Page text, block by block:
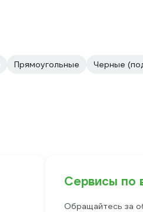
Прямоугольные Черные
Сервисы по
Обращайтесь за